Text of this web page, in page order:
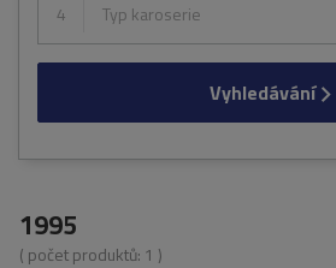
4 Typ karoserie
Vyhledávání
1995
( počet produktů: 1 )